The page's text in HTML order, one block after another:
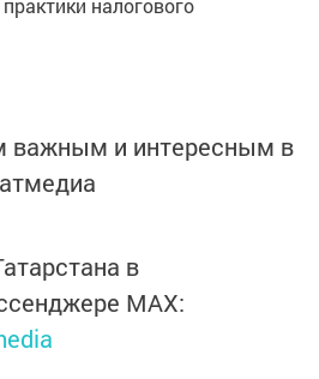
в
MАХ: